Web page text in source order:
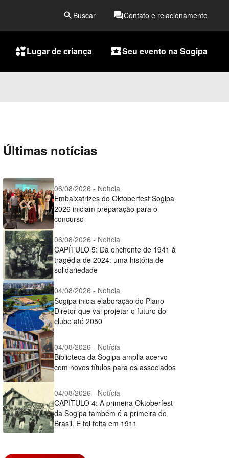
interestsLugar de criança local_activitySeu evento na Sogipa
forumContato e relacionamento
search Buscar
Últimas notícias
06/08/2026 - Notícia
Embaixatrizes do Oktoberfest Sogipa
2026 iniciam preparação para o
concurso
06/08/2026 - Notícia
CAPÍTULO 5: Da enchente de 1941 à
tragédia de 2024: uma história de
solidariedade
04/08/2026 - Notícia
Sogipa inicia elaboração do Plano
Diretor que vai projetar o futuro do
clube até 2050
04/08/2026 - Notícia
Biblioteca da Sogipa amplia acervo
com novos títulos para os associados
04/08/2026 - Notícia
CAPÍTULO 4: A primeira Oktoberfest
da Sogipa também é a primeira do
Brasil. E foi feita em 1911